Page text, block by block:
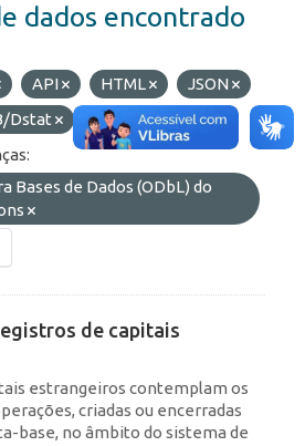
dados encontrado
API HTML
JSON
Dstat
Etiquetas:
Bases de Dados (ODbL) do
de capitais
estrangeiros contemplam os
criadas ou encerradas
base, no âmbito do sistema de